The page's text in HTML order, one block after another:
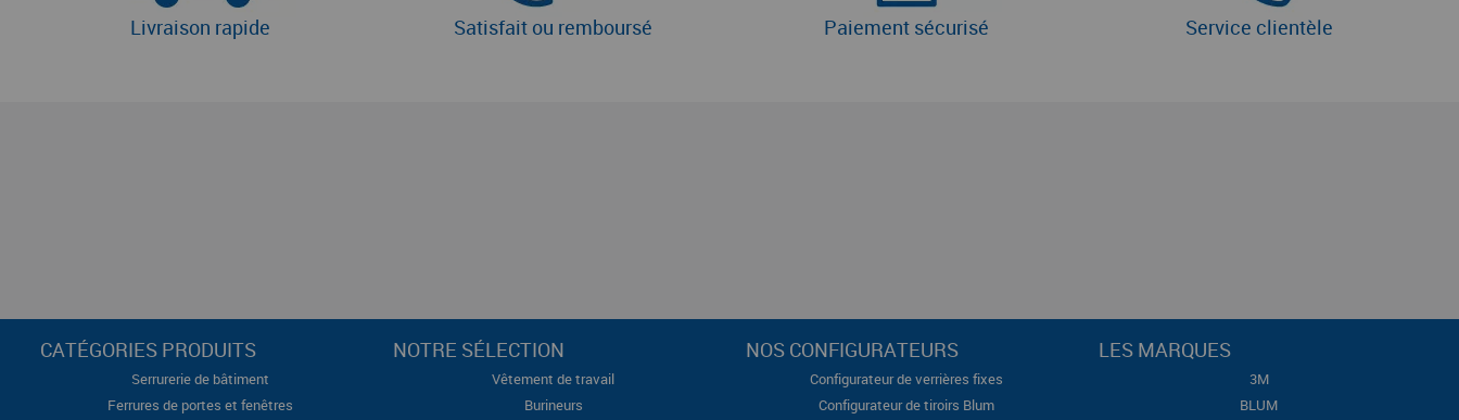
Livraison rapide Satisfait ou remboursé Paiement sécurisé Service clientèle
CATÉGORIES PRODUITS
Serrurerie de bâtiment
Ferrures de portes et fenêtres
NOTRE SÉLECTION
Vêtement de travail
Burineurs
NOS CONFIGURATEURS
Configurateur de verrières fixes
Configurateur de tiroirs Blum
LES MARQUES
3M
BLUM